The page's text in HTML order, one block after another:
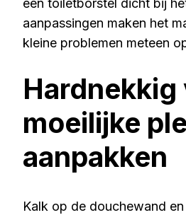
een toiletborstel dicht bij
aanpassingen maken het
kleine problemen meteen
Hardnekkig
moeilijke
aanpakken
Kalk op de douchewand